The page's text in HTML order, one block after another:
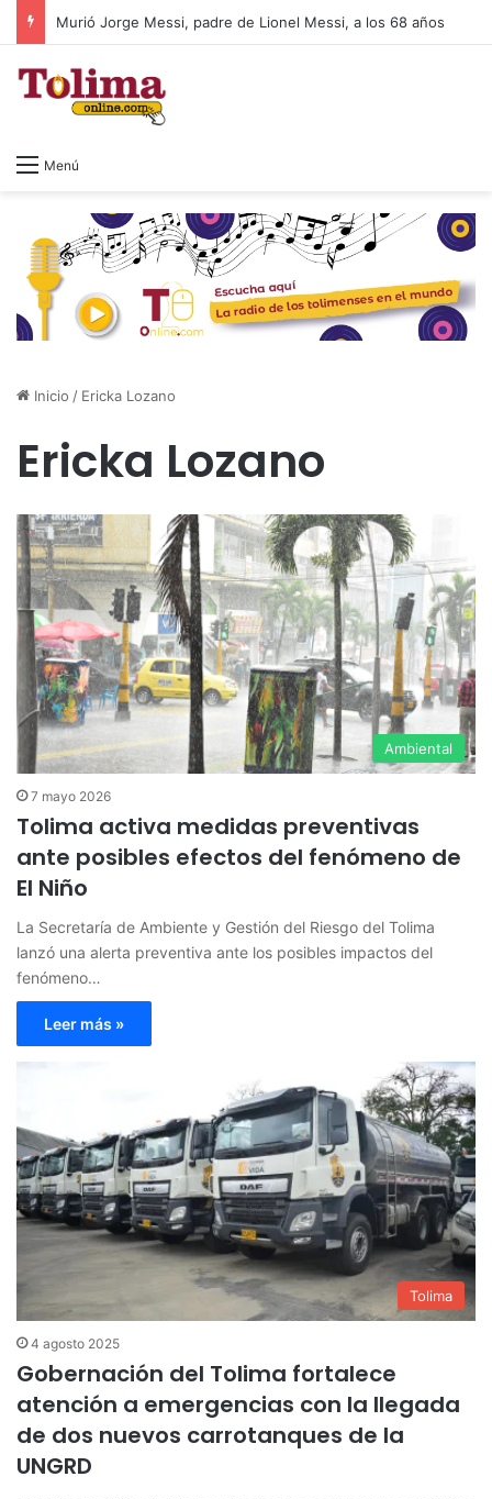
Murió Jorge Messi, padre de Lionel Messi, a los 68 años
Menú
Inicio / Ericka Lozano
Ericka Lozano
Ambiental
7 mayo 2026
Tolima activa medidas preventivas
ante posibles efectos del fenómeno de
El Niño
La Secretaría de Ambiente y Gestión del Riesgo del Tolima
lanzó una alerta preventiva ante los posibles impactos del
fenómeno…
Leer más »
Tolima
4 agosto 2025
Gobernación del Tolima fortalece
atención a emergencias con la llegada
de dos nuevos carrotanques de la
UNGRD